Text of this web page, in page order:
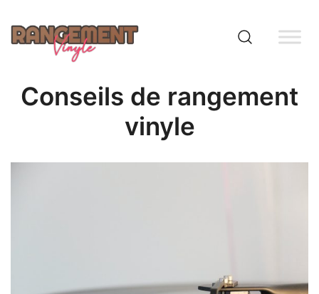
content
Conseils de rangement
vinyle